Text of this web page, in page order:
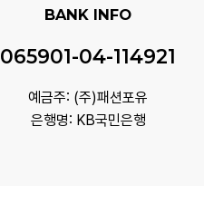
BANK INFO
065901-04-114921
예금주: (주)패션포유
은행명: KB국민은행